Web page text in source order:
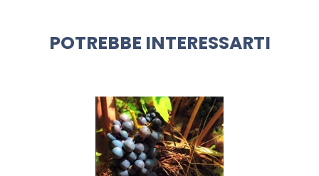
POTREBBE INTERESSARTI